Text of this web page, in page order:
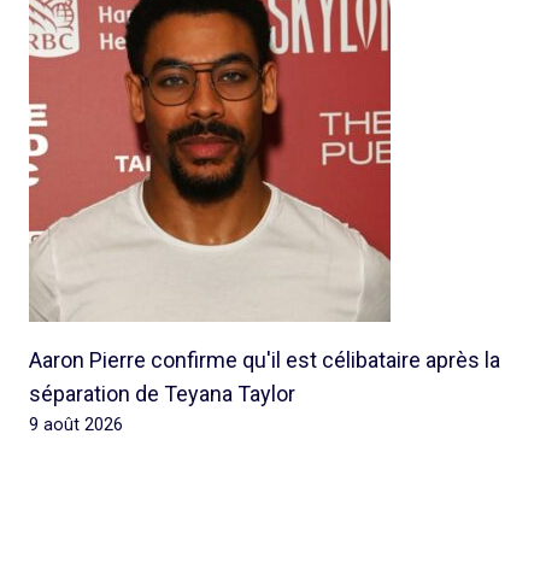
Aaron Pierre confirme qu'il est célibataire après la
séparation de Teyana Taylor
9 août 2026